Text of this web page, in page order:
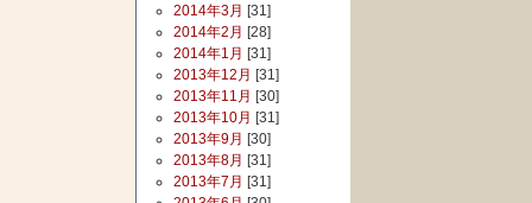
2014年3月 [31]
2014年2月 [28]
2014年1月 [31]
2013年12月 [31]
2013年11月 [30]
2013年10月 [31]
2013年9月 [30]
2013年8月 [31]
2013年7月 [31]